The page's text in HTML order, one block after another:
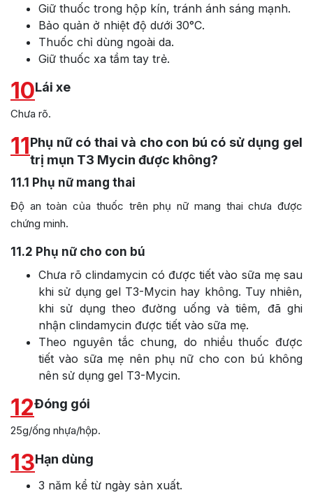
Giữ thuốc trong hộp kín, tránh ánh sáng mạnh.
Bảo quản ở nhiệt độ dưới 30°C.
Thuốc chỉ dùng ngoài da.
Giữ thuốc xa tầm tay trẻ.
10Lái xe
Chưa rõ.
11Phụ nữ có thai và cho con bú có sử dụng gel
trị mụn T3 Mycin được không?
11.1 Phụ nữ mang thai
Độ an toàn của thuốc trên phụ nữ mang thai chưa được
chứng minh.
11.2 Phụ nữ cho con bú
Chưa rõ clindamycin có được tiết vào sữa mẹ sau
khi sử dụng gel T3-Mycin hay không. Tuy nhiên,
khi sử dụng theo đường uống và tiêm, đã ghi
nhận clindamycin được tiết vào sữa mẹ.
Theo nguyên tắc chung, do nhiều thuốc được
tiết vào sữa mẹ nên phụ nữ cho con bú không
nên sử dụng gel T3-Mycin.
12Đóng gói
25g/ống nhựa/hộp.
13Hạn dùng
3 năm kể từ ngày sản xuất.